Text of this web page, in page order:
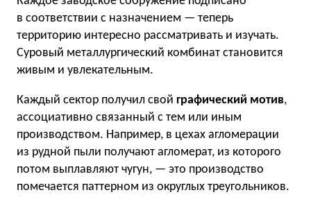
в соответствии с назначением — теперь
территорию интересно рассматривать и изучать.
Суровый металлургический комбинат становится
живым и увлекательным.
Каждый сектор получил свой графический мотив,
ассоциативно связанный с тем или иным
производством. Например, в цехах агломерации
из рудной пыли получают агломерат, из которого
потом выплавляют чугун, — это производство
помечается паттерном из округлых треугольников.